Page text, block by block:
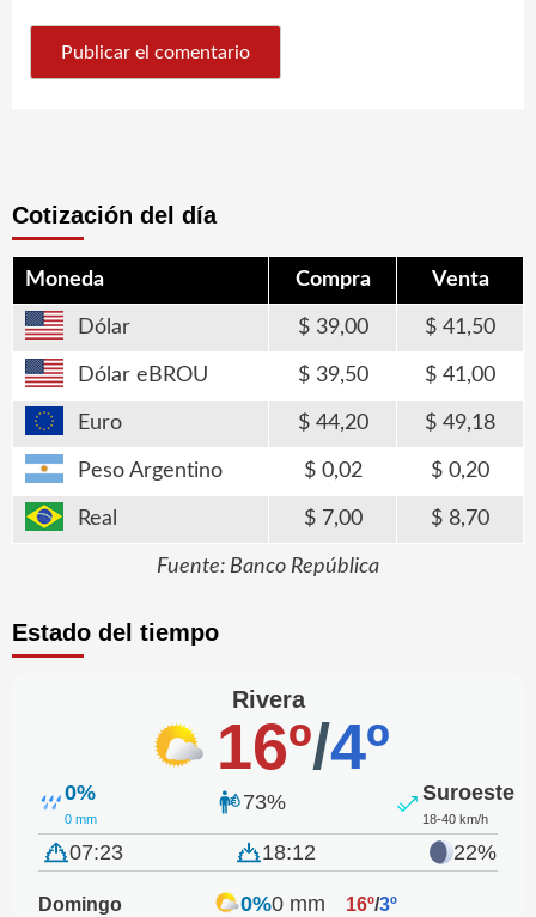
Cotización del día
Moneda Compra Venta
Dólar 39,00 41,50
Dólar eBROU 39,50 41,00
Euro 44,20 49,18
Peso Argentino 0,02 0,20
Real 7,00 8,70
Fuente: Banco República
Estado del tiempo
Rivera
16º/4º
0%
0 mm
73% Suroeste
18-40 km/h
07:23 18:12 22%
Domingo 0%0 mm 16º/3º